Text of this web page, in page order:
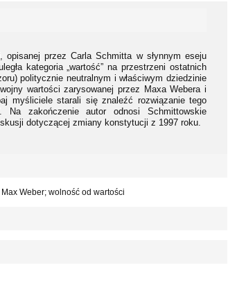
opisanej przez Carla Schmitta w słynnym eseju
kategoria „wartość” na przestrzeni ostatnich
politycznie neutralnym i właściwym dziedzinie
wartości zarysowanej przez Maxa Webera i
myśliciele starali się znaleźć rozwiązanie tego
Na zakończenie autor odnosi Schmittowskie
dotyczącej zmiany konstytucji z 1997 roku.
Weber; wolność od wartości